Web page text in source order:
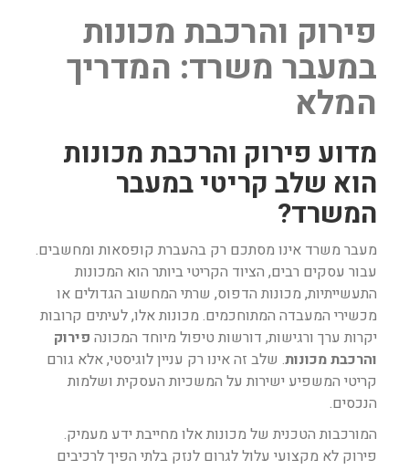
פירוק והרכבת מכונות
במעבר משרד: המדריך
המלא
מדוע פירוק והרכבת מכונות
הוא שלב קריטי במעבר
המשרד?
מעבר משרד אינו מסתכם רק בהעברת קופסאות ומחשבים.
עבור עסקים רבים, הציוד הקריטי ביותר הוא המכונות
התעשייתיות, מכונות הדפוס, שרתי המחשוב הגדולים או
מכשירי המעבדה המתוחכמים. מכונות אלו, לעיתים קרובות
יקרות ערך ורגישות, דורשות טיפול מיוחד המכונה פירוק
והרכבת מכונות. שלב זה אינו רק עניין לוגיסטי, אלא גורם
קריטי המשפיע ישירות על המשכיות העסקית ושלמות
הנכסים.
המורכבות הטכנית של מכונות אלו מחייבת ידע מעמיק.
פירוק לא מקצועי עלול לגרום לנזק בלתי הפיך לרכיבים